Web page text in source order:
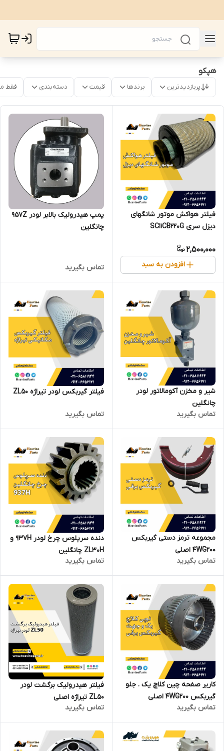
هپکو
پربازدیدترین برندها قیمت دسته‌بندی فقط
فیلتر هواکش موتور شانگهای
دیزل سری SC11CB220G
2,500,000
افزودن به سبد
پمپ هیدرولیک بالابر لودر 957Z
چانگلین
تماس بگیرید
شیر و مخزن آکومالاتور لودر
چانگلین
تماس بگیرید
فیلتر گیربکس لودر تیراژه ZL50
تماس بگیرید
مجموعه ترمز دستی گیربکس
4WG200 اصلی
تماس بگیرید
دنده سرپلوس چرخ لودر 937H و
ZL30H چانگلین
تماس بگیرید
کاریر صفحه چین کلاچ یک . جلو
گیربکس 4WG200 اصلی
تماس بگیرید
فیلتر هیدرولیک برگشت لودر
ZL50 تیراژه اصلی
تماس بگیرید